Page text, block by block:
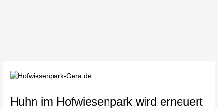
Huhn im Hofwiesenpark wird erneuert